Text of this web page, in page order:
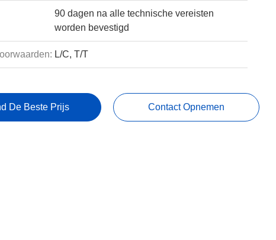
90 dagen na alle technische vereisten
worden bevestigd
L/C, T/T
De Beste Prijs Contact Opnemen